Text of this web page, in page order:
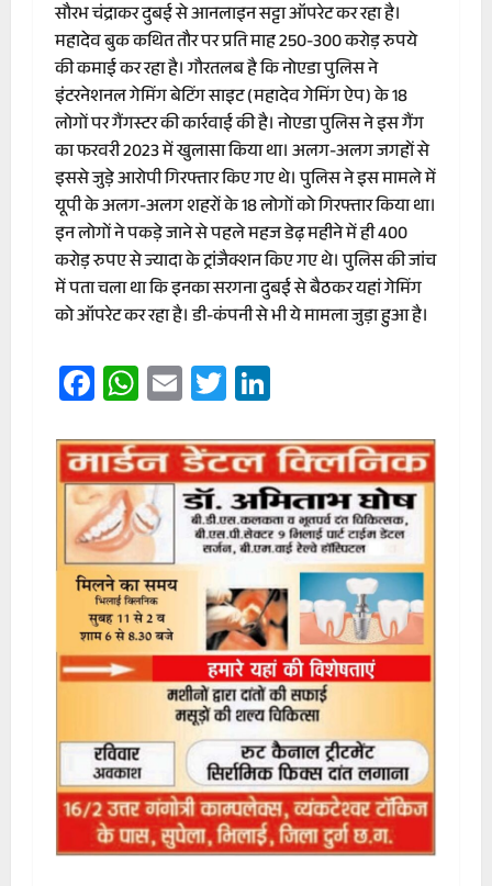
सौरभ चंद्राकर दुबई से आनलाइन सट्टा ऑपरेट कर रहा है।
महादेव बुक कथित तौर पर प्रति माह 250-300 करोड़ रुपये
की कमाई कर रहा है। गौरतलब है कि नोएडा पुलिस ने
इंटरनेशनल गेमिंग बेटिंग साइट (महादेव गेमिंग ऐप) के 18
लोगों पर गैंगस्टर की कार्रवाई की है। नोएडा पुलिस ने इस गैंग
का फरवरी 2023 में खुलासा किया था। अलग-अलग जगहों से
इससे जुड़े आरोपी गिरफ्तार किए गए थे। पुलिस ने इस मामले में
यूपी के अलग-अलग शहरों के 18 लोगों को गिरफ्तार किया था।
इन लोगों ने पकड़े जाने से पहले महज डेढ़ महीने में ही 400
करोड़ रुपए से ज्यादा के ट्रांजैक्शन किए गए थे। पुलिस की जांच
में पता चला था कि इनका सरगना दुबई से बैठकर यहां गेमिंग
को ऑपरेट कर रहा है। डी-कंपनी से भी ये मामला जुड़ा हुआ है।
Facebook
WhatsApp
EmailTwitter